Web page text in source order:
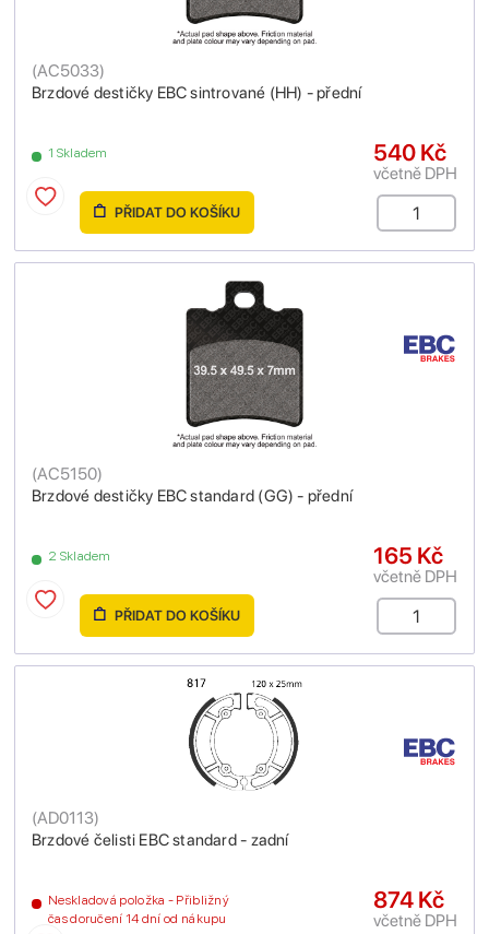
Brzdové destičky EBC sintrované (HH) - přední
(AC5033)
1 Skladem 540 Kč
včetně DPH
PŘIDAT DO KOŠÍKU
Brzdové destičky EBC standard (GG) - přední
(AC5150)
2 Skladem 165 Kč
včetně DPH
PŘIDAT DO KOŠÍKU
Brzdové čelisti EBC standard - zadní
(AD0113)
Neskladová položka - Přibližný
čas doručení 14 dní od nákupu
874 Kč
včetně DPH